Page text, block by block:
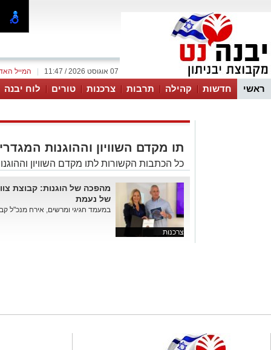
המייל 07 אוגוסט 2026 / 11:47
ראשי חדשות קהילה תרבות צרכנות טורים לוח יבנה
תו מקדם השוויון וההוגנות
כל הכתבות הקשורות לתו מקדם השוויון
צרכנות
של נעמת
במעמד חגיגי ומרשים, אירח מנכ"ל קבוצת צוות 3, ניר